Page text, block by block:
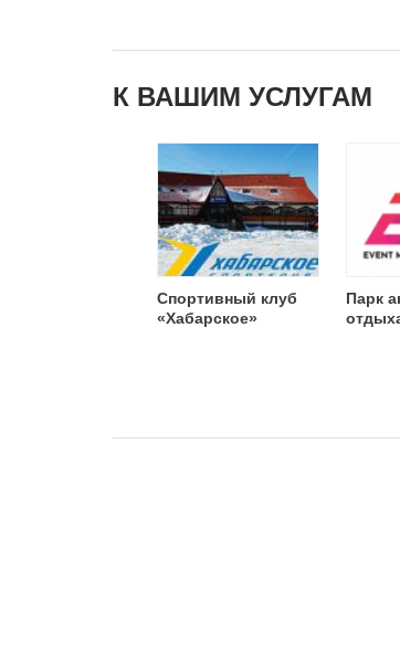
К ВАШИМ УСЛУГАМ
Спортивный клуб
«Хабарское»
Парк